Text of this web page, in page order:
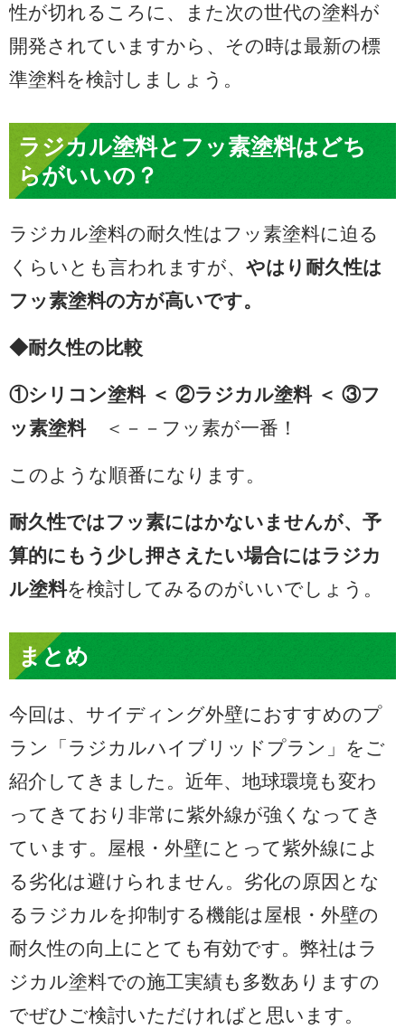
性が切れるころに、また次の世代の塗料が
開発されていますから、その時は最新の標
準塗料を検討しましょう。
ラジカル塗料とフッ素塗料はどち
らがいいの？
ラジカル塗料の耐久性はフッ素塗料に迫る
くらいとも言われますが、 やはり耐久性は
フッ素塗料の方が高いです。
◆耐久性の比較
①シリコン塗料 ＜ ②ラジカル塗料 ＜ ③フ
ッ素塗料
＜－－フッ素が一番！
このような順番になります。
耐久性ではフッ素にはかないませんが、予
算的にもう少し押さえたい場合にはラジカ
ル塗料を検討してみるのがいいでしょう。
まとめ
今回は、サイディング外壁におすすめのプ
ラン「ラジカルハイブリッドプラン」をご
紹介してきました。近年、地球環境も変わ
ってきており非常に紫外線が強くなってき
ています。屋根・外壁にとって紫外線によ
る劣化は避けられません。劣化の原因とな
るラジカルを抑制する機能は屋根・外壁の
耐久性の向上にとても有効です。弊社はラ
ジカル塗料での施工実績も多数ありますの
でぜひご検討いただければと思います。